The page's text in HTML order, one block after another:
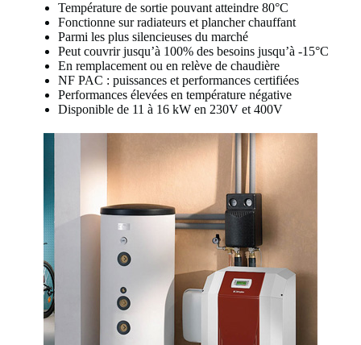
Température de sortie pouvant atteindre 80°C
Fonctionne sur radiateurs et plancher chauffant
Parmi les plus silencieuses du marché
Peut couvrir jusqu’à 100% des besoins jusqu’à -15°C
En remplacement ou en relève de chaudière
NF PAC : puissances et performances certifiées
Performances élevées en température négative
Disponible de 11 à 16 kW en 230V et 400V